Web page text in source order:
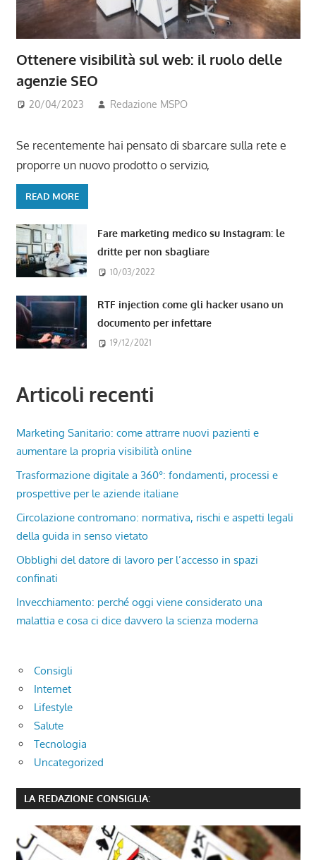
Ottenere visibilità sul web: il ruolo delle
agenzie SEO
20/04/2023 Redazione MSPO
Se recentemente hai pensato di sbarcare sulla rete e
proporre un nuovo prodotto o servizio,
READ MORE
Fare marketing medico su Instagram: le
dritte per non sbagliare
10/03/2022
RTF injection come gli hacker usano un
documento per infettare
19/12/2021
Articoli recenti
Marketing Sanitario: come attrarre nuovi pazienti e
aumentare la propria visibilità online
Trasformazione digitale a 360°: fondamenti, processi e
prospettive per le aziende italiane
Circolazione contromano: normativa, rischi e aspetti legali
della guida in senso vietato
Obblighi del datore di lavoro per l’accesso in spazi
confinati
Invecchiamento: perché oggi viene considerato una
malattia e cosa ci dice davvero la scienza moderna
Consigli
Internet
Lifestyle
Salute
Tecnologia
Uncategorized
LA REDAZIONE CONSIGLIA: